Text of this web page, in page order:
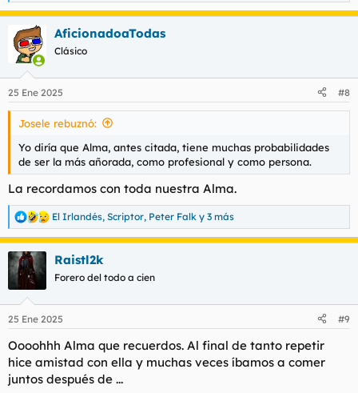
e
a
c
c
e
s
AficionadoaTodas
Clásico
25 Ene 2025 #8
Josele rebuznó:
Yo diría que Alma, antes citada, tiene muchas probabilidades
de ser la más añorada, como profesional y como persona.
La recordamos con toda nuestra Alma.
R
e
a
c
c
i
e
:
El Irlandés, Scriptor, Peter Falk y 3 más
Raistl2k
Forero del todo a cien
25 Ene 2025 #9
Oooohhh Alma que recuerdos. Al final de tanto repetir
hice amistad con ella y muchas veces íbamos a comer
juntos después de ...